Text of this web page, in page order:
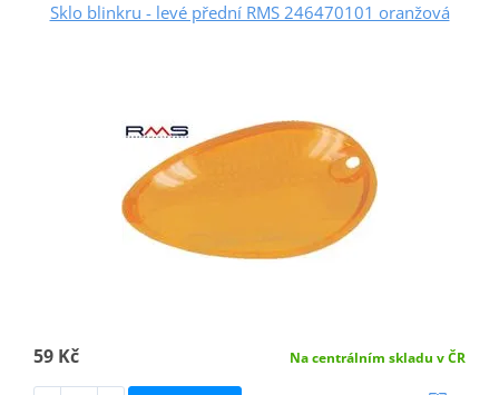
Sklo blinkru - levé přední RMS 246470101 oranžová
59 Kč Na centrálním skladu v ČR